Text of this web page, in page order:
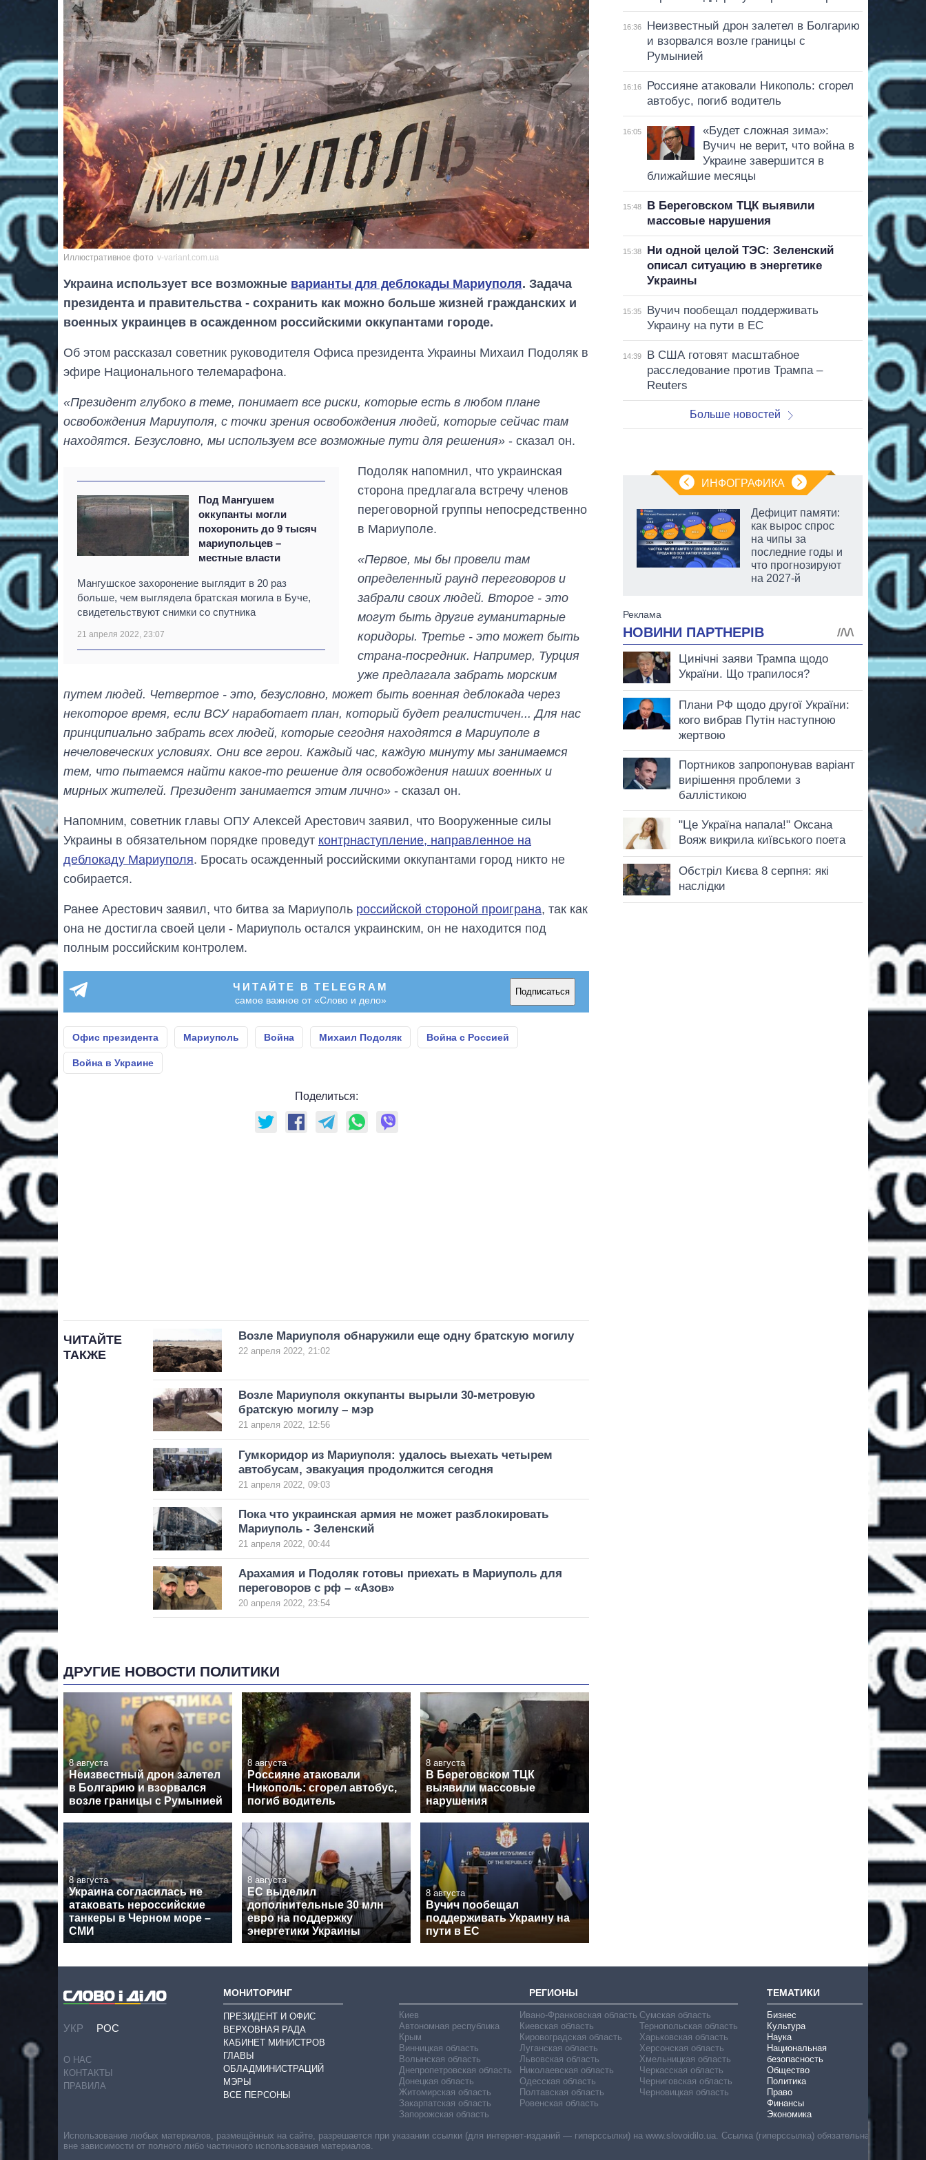
Иллюстративное фото v-variant.com.ua
Украина использует все возможные варианты для деблокады Мариуполя. Задача
президента и правительства - сохранить как можно больше жизней гражданских и
военных украинцев в осажденном российскими оккупантами городе.
Об этом рассказал советник руководителя Офиса президента Украины Михаил Подоляк в
эфире Национального телемарафона.
«Президент глубоко в теме, понимает все риски, которые есть в любом плане
освобождения Мариуполя, с точки зрения освобождения людей, которые сейчас там
находятся. Безусловно, мы используем все возможные пути для решения» - сказал он.
Под Мангушем
оккупанты могли
похоронить до 9 тысяч
мариупольцев –
местные власти
Мангушское захоронение выглядит в 20 раз
больше, чем выглядела братская могила в Буче,
свидетельствуют снимки со спутника
21 апреля 2022, 23:07
Подоляк напомнил, что украинская
сторона предлагала встречу членов
переговорной группы непосредственно
в Мариуполе.
«Первое, мы бы провели там
определенный раунд переговоров и
забрали своих людей. Второе - это
могут быть другие гуманитарные
коридоры. Третье - это может быть
страна-посредник. Например, Турция
уже предлагала забрать морским
путем людей. Четвертое - это, безусловно, может быть военная деблокада через
некоторое время, если ВСУ наработает план, который будет реалистичен... Для нас
принципиально забрать всех людей, которые сегодня находятся в Мариуполе в
нечеловеческих условиях. Они все герои. Каждый час, каждую минуту мы занимаемся
тем, что пытаемся найти какое-то решение для освобождения наших военных и
мирных жителей. Президент занимается этим лично» - сказал он.
Напомним, советник главы ОПУ Алексей Арестович заявил, что Вооруженные силы
Украины в обязательном порядке проведут контрнаступление, направленное на
деблокаду Мариуполя. Бросать осажденный российскими оккупантами город никто не
собирается.
Ранее Арестович заявил, что битва за Мариуполь российской стороной проиграна, так как
она не достигла своей цели - Мариуполь остался украинским, он не находится под
полным российским контролем.
ЧИТАЙТЕ В TELEGRAM
самое важное от «Слово и дело»
Подписаться
Офис президента Мариуполь Война Михаил Подоляк Война с Россией
Война в Украине
Поделиться:
ЧИТАЙТЕ
ТАКЖЕ
Возле Мариуполя обнаружили еще одну братскую могилу
22 апреля 2022, 21:02
Возле Мариуполя оккупанты вырыли 30-метровую
братскую могилу – мэр
21 апреля 2022, 12:56
Гумкоридор из Мариуполя: удалось выехать четырем
автобусам, эвакуация продолжится сегодня
21 апреля 2022, 09:03
Пока что украинская армия не может разблокировать
Мариуполь - Зеленский
21 апреля 2022, 00:44
Арахамия и Подоляк готовы приехать в Мариуполь для
переговоров с рф – «Азов»
20 апреля 2022, 23:54
ДРУГИЕ НОВОСТИ ПОЛИТИКИ
8 августа
Неизвестный дрон залетел
в Болгарию и взорвался
возле границы с Румынией
8 августа
Россияне атаковали
Никополь: сгорел автобус,
погиб водитель
8 августа
В Береговском ТЦК
выявили массовые
нарушения
8 августа
Украина согласилась не
атаковать нероссийские
танкеры в Черном море –
СМИ
8 августа
ЕС выделил
дополнительные 30 млн
евро на поддержку
энергетики Украины
8 августа
Вучич пообещал
поддерживать Украину на
пути в ЕС
16:36
Неизвестный дрон залетел в Болгарию
и взорвался возле границы с
Румынией
16:16
Россияне атаковали Никополь: сгорел
автобус, погиб водитель
16:05
«Будет сложная зима»:
Вучич не верит, что война в
Украине завершится в
ближайшие месяцы
15:48
В Береговском ТЦК выявили
массовые нарушения
15:38
Ни одной целой ТЭС: Зеленский
описал ситуацию в энергетике
Украины
15:35
Вучич пообещал поддерживать
Украину на пути в ЕС
14:39
В США готовят масштабное
расследование против Трампа –
Reuters
Больше новостей
ИНФОГРАФИКА
От 1 месяца – до 5
руководителя СВР
Дефицит памяти:
как вырос спрос
на чипы за
последние годы и
что прогнозируют
на 2027-й
УКР РОС
О НАС
КОНТАКТЫ
ПРАВИЛА
МОНИТОРИНГ
ПРЕЗИДЕНТ И ОФИС
ВЕРХОВНАЯ РАДА
КАБИНЕТ МИНИСТРОВ
ГЛАВЫ
ОБЛАДМИНИСТРАЦИЙ
МЭРЫ
ВСЕ ПЕРСОНЫ
РЕГИОНЫ
Киев
Автономная республика
Крым
Винницкая область
Волынская область
Днепропетровская область
Донецкая область
Житомирская область
Закарпатская область
Запорожская область
Ивано-Франковская область
Киевская область
Кировоградская область
Луганская область
Львовская область
Николаевская область
Одесская область
Полтавская область
Ровенская область
Сумская область
Тернопольская область
Харьковская область
Херсонская область
Хмельницкая область
Черкасская область
Черниговская область
Черновицкая область
ТЕМАТИКИ
Бизнес
Культура
Наука
Национальная
безопасность
Общество
Политика
Право
Финансы
Экономика
Использование любых материалов, размещённых на сайте, разрешается при указании ссылки (для интернет-изданий — гиперссылки) на www.slovoidilo.ua. Ссылка (гиперссылка) обязательна
вне зависимости от полного либо частичного использования материалов.